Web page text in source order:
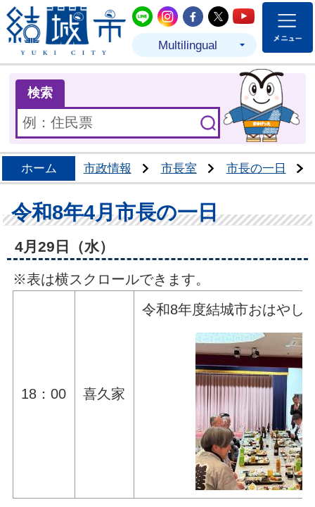
結城市公式LINE
結城市公式Instagram
結城市公式
結城市公式
結城市
Multilingual
検索
ホーム 市政情報 市長室 市長の一日
令和8年4月市長の一日
4月29日（水）
※表は横スクロールできます。
18：00 喜久家
令和8年度結城市おはやし